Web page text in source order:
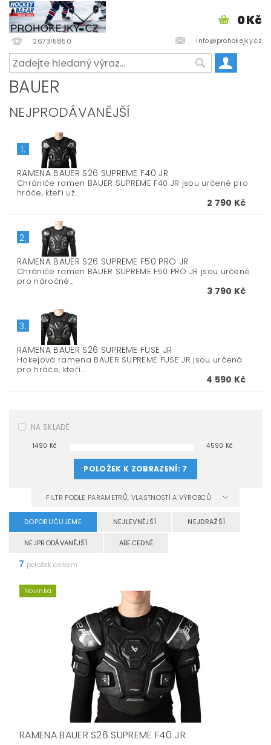
267315850 info@prohokejky.cz
0 Kč
BAUER
NEJPRODÁVANĚJŠÍ
1.
RAMENA BAUER S26 SUPREME F40 JR
Chrániče ramen BAUER SUPREME F40 JR jsou určené pro
hráče, kteří už...
2 790 Kč
2.
RAMENA BAUER S26 SUPREME F50 PRO JR
Chrániče ramen BAUER SUPREME F50 PRO JR jsou určené
pro náročné...
3 790 Kč
3.
RAMENA BAUER S26 SUPREME FUSE JR
Hokejová ramena BAUER SUPREME FUSE JR jsou určená
pro hráče, kteří...
4 590 Kč
NA SKLADĚ
1490 Kč 4590 Kč
POLOŽEK K ZOBRAZENÍ: 7
FILTR PODLE PARAMETRŮ, VLASTNOSTÍ A VÝROBCŮ
DOPORUČUJEME NEJLEVNĚJŠÍ NEJDRAŽŠÍ
NEJPRODÁVANĚJŠÍ ABECEDNĚ
7 položek celkem
Novinka
RAMENA BAUER S26 SUPREME F40 JR